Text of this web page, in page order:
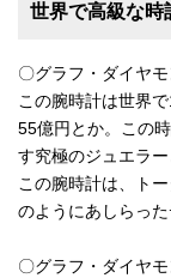
世界で高級な時
〇グラフ・ダイヤ
この腕時計は世界
55億円とか。この
す究極のジュエラ
この腕時計は、ト
のようにあしらった
〇グラフ・ダイヤ